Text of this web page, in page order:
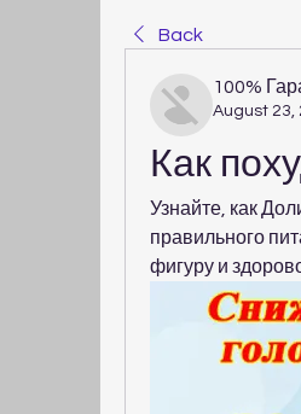
Back
100%
August 23,
Как
Узнайте, как
правильного
фигуру и